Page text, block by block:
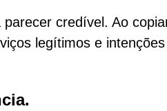
credível. Ao
legítimos e intenções